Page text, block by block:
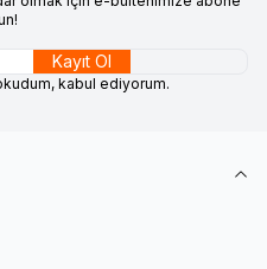
Kayıt Ol
kabul ediyorum.